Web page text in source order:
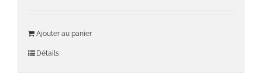
Ajouter au panier
Détails